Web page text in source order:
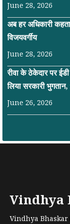
June 28, 2026
अब हर अधिकारी
विजयवर्गीय
June 28, 2026
रीवा के ठेकेदार पर
लिया सरकारी
June 26, 2026
Vindhya
Vindhya